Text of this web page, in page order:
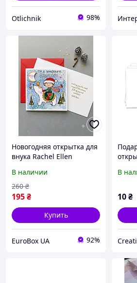
Otlichnik 98%
Новогодняя открытка для
внука Rachel Ellen
Grandson" (XCHAT02),
15х15 см с конвертом
В наличии
195₴
260 ₴
Купить
EuroBox UA 92%
В
10₴